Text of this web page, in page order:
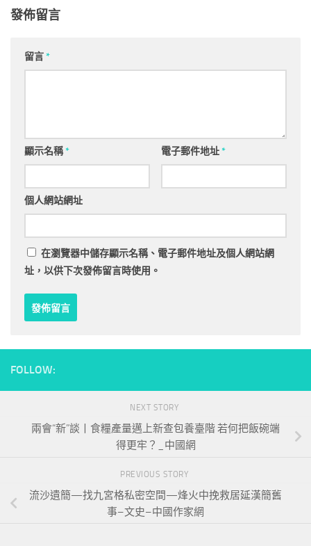
發佈留言
留言*
顯示名稱* 電子郵件地址*
個人網站網址
在瀏覽器中儲存顯示名稱、電子郵件地址及個人網站網
址，以供下次發佈留言時使用。
FOLLOW:
NEXT STORY
兩會“新”談丨食糧產量邁上新查包養臺階 若何把飯碗端
得更牢？_中國網
PREVIOUS STORY
流沙遺簡—找九宮格私密空間—烽火中挽救居延漢簡舊
事–文史–中國作家網